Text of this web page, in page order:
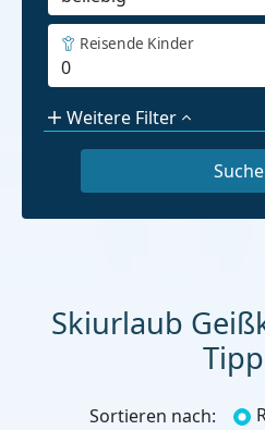
Reisende Kinder
Weitere Filter
Skiurlaub
Sortieren nach: